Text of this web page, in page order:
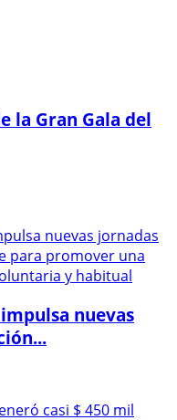
la Gran Gala del
nuevas